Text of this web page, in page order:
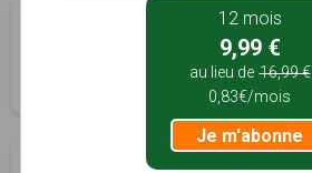
les amoureux du Val d'Amour
Le Circuit des Ecluses
12 mois
9,99 €
au lieu de 16,99 €
0,83€/mois
Je m'abonne